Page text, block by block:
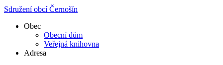
Sdružení obcí Černošín
Obec
Obecní dům
Veřejná knihovna
Adresa